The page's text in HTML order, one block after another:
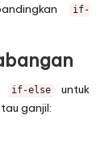
if-
if-else
untuk
ganjil: